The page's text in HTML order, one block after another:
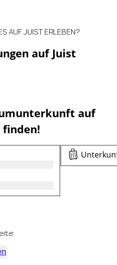
auf Juist
AUF JUIST ERLEBEN?
auf
finden!